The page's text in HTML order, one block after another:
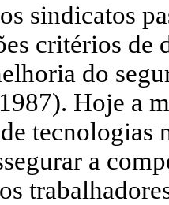
sindicatos
critérios de
do
Hoje a
tecnologias
a